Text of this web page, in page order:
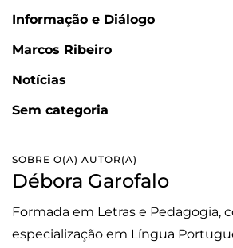
Informação e Diálogo
Marcos Ribeiro
Notícias
Sem categoria
SOBRE O(A) AUTOR(A)
Débora Garofalo
Formada em Letras e Pedagogia,
especialização em Língua